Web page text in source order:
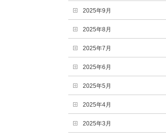
2025年9月
2025年8月
2025年7月
2025年6月
2025年5月
2025年4月
2025年3月